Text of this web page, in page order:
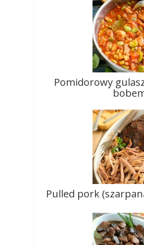
Pomidorowy
Pulled pork